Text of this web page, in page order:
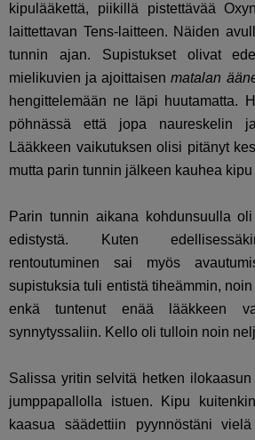
kipulääkettä, piikillä pistettävää
laittettavan Tens-laitteen. Näiden
tunnin ajan. Supistukset olivat
mielikuvien ja ajoittaisenmatalan
hengittelemään ne läpi huutamatta.
pöhnässä että jopa naureskelin
Lääkkeen vaikutuksen olisi pitänyt
mutta parin tunnin jälkeen kauhea
Parin tunnin aikana kohdunsuulla
edistystä. Kuten
rentoutuminen sai myös
supistuksia tuli entistä tiheämmin,
enkä tuntenut enää lääkkeen
synnytyssaliin. Kello oli tulloin noin
Salissa yritin selvitä hetken
jumppapallolla istuen. Kipu
kaasua säädettiin pyynnöstäni